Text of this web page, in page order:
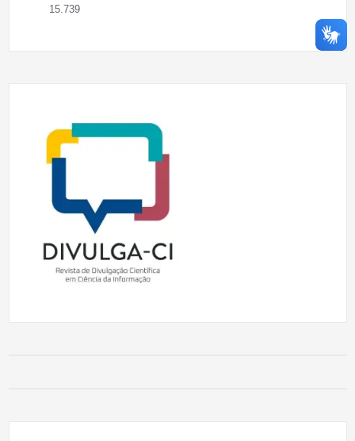
15.739